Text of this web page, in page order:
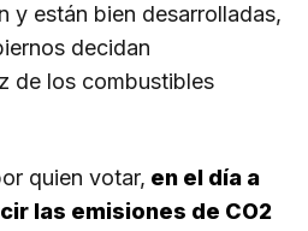
y están bien desarrolladas,
decidan
de los combustibles
quien votar, en el día a
las emisiones de CO2